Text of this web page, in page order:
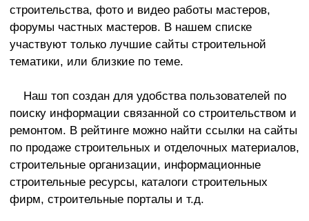
строительства, фото и видео работы мастеров,
форумы частных мастеров. В нашем списке
участвуют только лучшие сайты строительной
тематики, или близкие по теме.
Наш топ создан для удобства пользователей по
поиску информации связанной со строительством и
ремонтом. В рейтинге можно найти ссылки на сайты
по продаже строительных и отделочных материалов,
строительные организации, информационные
строительные ресурсы, каталоги строительных
фирм, строительные порталы и т.д.